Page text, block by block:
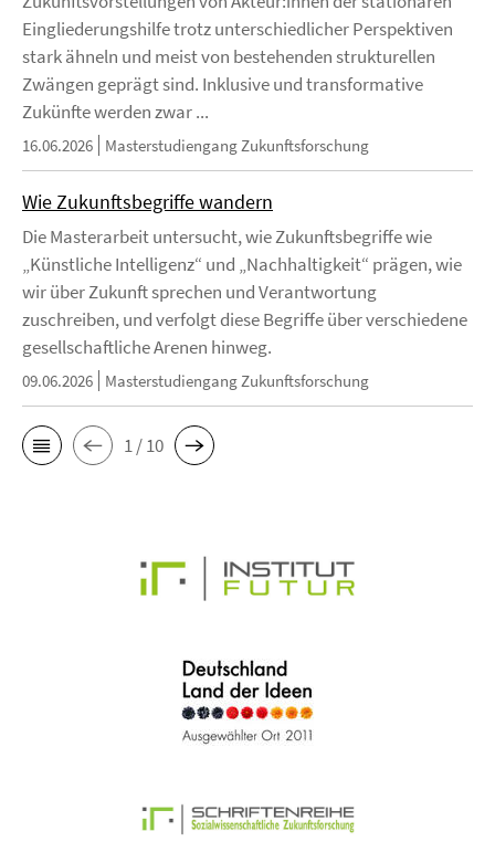
Eingliederungshilfe trotz unterschiedlicher Perspektiven
stark ähneln und meist von bestehenden strukturellen
Zwängen geprägt sind. Inklusive und transformative
Zukünfte werden zwar ...
16.06.2026 Masterstudiengang Zukunftsforschung
Wie Zukunftsbegriffe wandern
Die Masterarbeit untersucht, wie Zukunftsbegriffe wie
„Künstliche Intelligenz“ und „Nachhaltigkeit“ prägen, wie
wir über Zukunft sprechen und Verantwortung
zuschreiben, und verfolgt diese Begriffe über verschiedene
gesellschaftliche Arenen hinweg.
09.06.2026 Masterstudiengang Zukunftsforschung
1 / 10